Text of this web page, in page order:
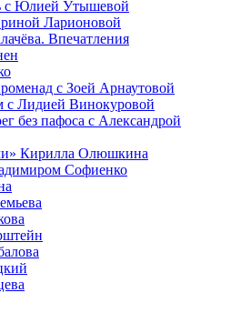
с Юлией Утышевой
Ларионовой
Впечатления
с Зоей Арнаутовой
с Лидией Винокуровой
без пафоса с Александрой
Кирилла Олюшкина
Софиенко